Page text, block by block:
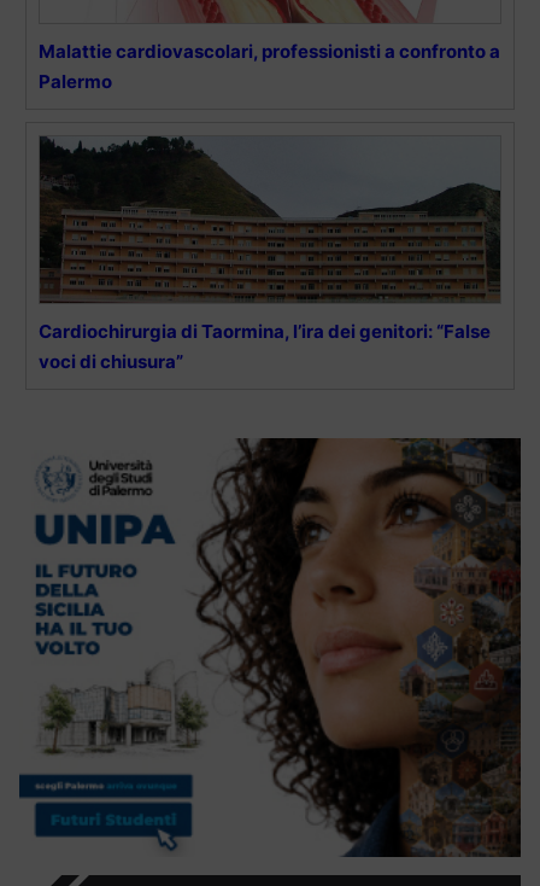
Malattie cardiovascolari, professionisti a confronto a
Palermo
Cardiochirurgia di Taormina, l’ira dei genitori: “False
voci di chiusura”